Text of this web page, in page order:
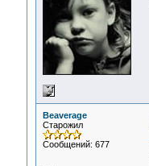
Beaverage
Старожил
Сообщений: 677